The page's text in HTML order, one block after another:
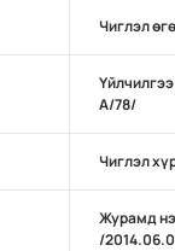
Чиглэл
А/78/
Чиглэл
Журамд
/